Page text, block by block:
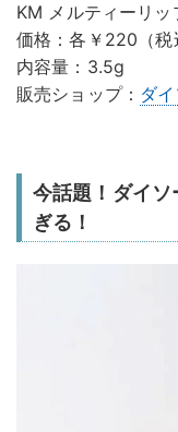
KM メルティーリ
価格：各￥220（税
内容量：3.5g
販売ショップ： ダ
今話題！ダイ
ぎる！